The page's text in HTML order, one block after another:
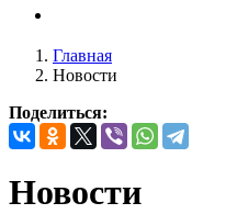
Главная
Новости
Поделиться:
Новости